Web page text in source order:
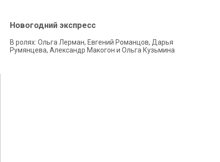
Новогодний экспресс
В ролях: Ольга Лерман, Евгений Романцов, Дарья
Румянцева, Александр Макогон и Ольга Кузьмина